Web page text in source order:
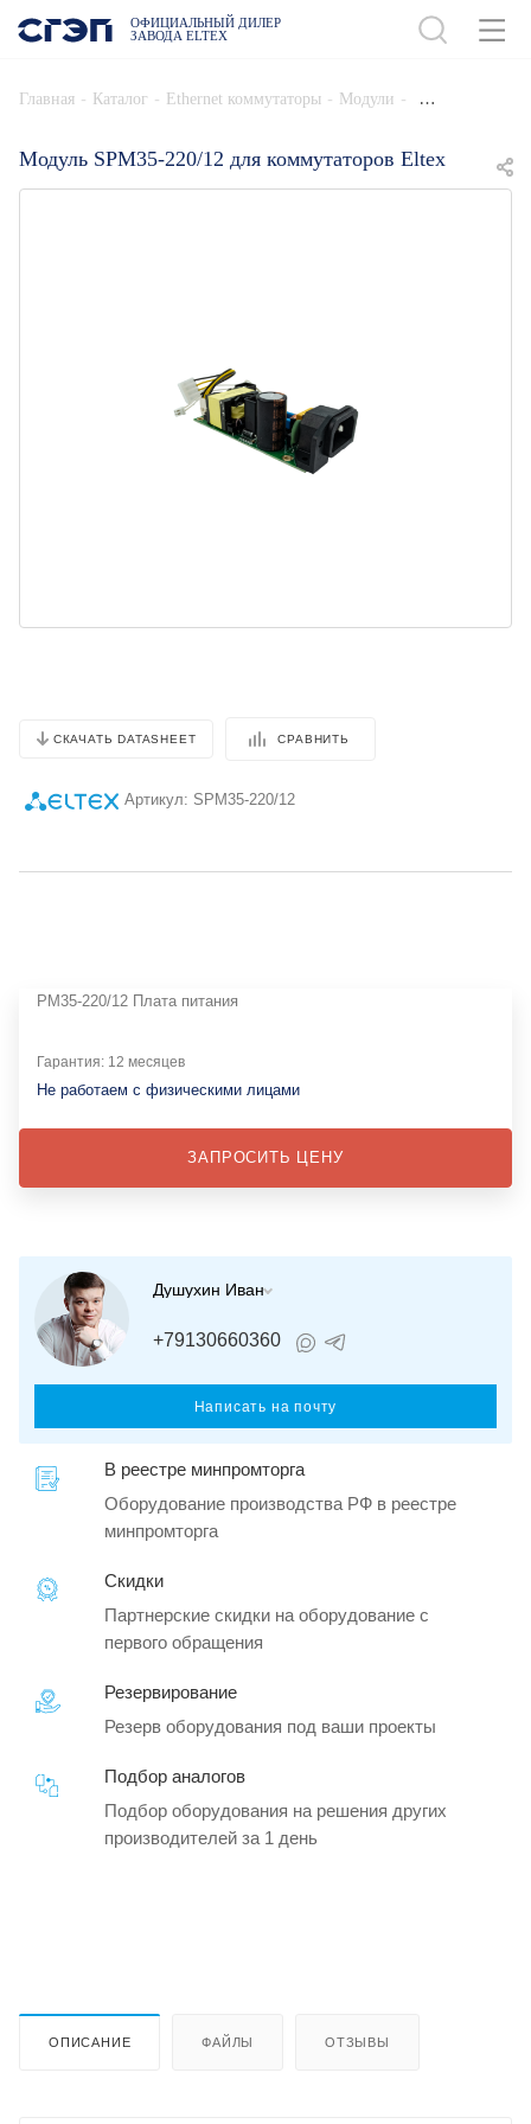
ОФИЦИАЛЬНЫЙ ДИЛЕР
ЗАВОДА ELTEX
Главная - Каталог - Ethernet коммутаторы - Модули -
Модуль SPM35-220/12 для коммутаторов Eltex
СКАЧАТЬ DATASHEET СРАВНИТЬ
Артикул: SPM35-220/12
PM35-220/12 Плата питания
Гарантия: 12 месяцев
Не работаем с физическими лицами
ЗАПРОСИТЬ ЦЕНУ
Душухин Иван
+79130660360
Написать на почту
В реестре минпромторга
Оборудование производства РФ в реестре
минпромторга
Скидки
Партнерские скидки на оборудование с
первого обращения
Резервирование
Резерв оборудования под ваши проекты
Подбор аналогов
Подбор оборудования на решения других
производителей за 1 день
ОПИСАНИЕ ФАЙЛЫ ОТЗЫВЫ